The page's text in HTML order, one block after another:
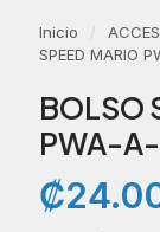
Inicio /
SPEED MARIO
BOLSO
PWA-
₡